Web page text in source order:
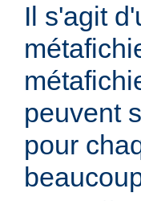
Il s'agit
peuvent
pour